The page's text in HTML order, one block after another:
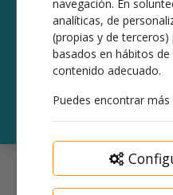
navegación. En
analíticas, de
(propias y de terceros)
basados en hábitos
contenido adecuado.
Puedes encontrar
Comparte y discute el
marketing, construye tu
mejor
Ocultar
Ayuda